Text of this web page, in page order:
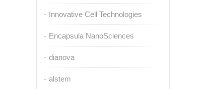
Innovative Cell Technologies
Encapsula NanoSciences
dianova
alstem